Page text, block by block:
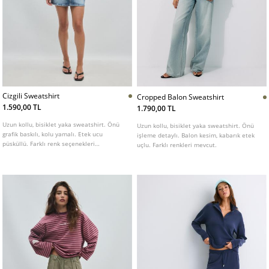
Cizgili Sweatshirt
1.590,00 TL
Uzun kollu, bisiklet yaka sweatshirt. Önü
grafik baskılı, kolu yamalı. Etek ucu
püsküllü. Farklı renk seçenekleri
Cropped Balon Sweatshirt
1.790,00 TL
Uzun kollu, bisiklet yaka sweatshirt. Önü
işleme detaylı. Balon kesim, kabarık etek
uçlu. Farklı renkleri mevcut.